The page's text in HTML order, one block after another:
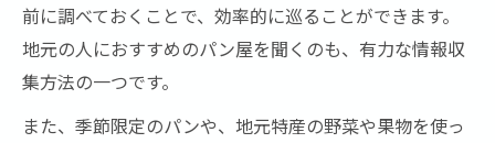
前に調べておくことで、効率的に巡ることができます。
地元の人におすすめのパン屋を聞くのも、有力な情報収
集方法の一つです。
また、季節限定のパンや、地元特産の野菜や果物を使っ